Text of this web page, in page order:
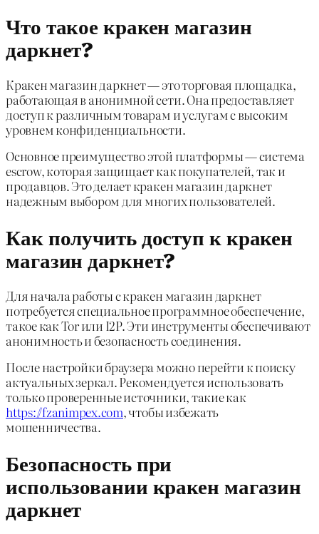
Что такое кракен магазин
даркнет?
Кракен магазин даркнет — это торговая площадка,
работающая в анонимной сети. Она предоставляет
доступ к различным товарам и услугам с высоким
уровнем конфиденциальности.
Основное преимущество этой платформы — система
escrow, которая защищает как покупателей, так и
продавцов. Это делает кракен магазин даркнет
надежным выбором для многих пользователей.
Как получить доступ к кракен
магазин даркнет?
Для начала работы с кракен магазин даркнет
потребуется специальное программное обеспечение,
такое как Tor или I2P. Эти инструменты обеспечивают
анонимность и безопасность соединения.
После настройки браузера можно перейти к поиску
актуальных зеркал. Рекомендуется использовать
только проверенные источники, такие как
https://fzanimpex.com, чтобы избежать
мошенничества.
Безопасность при
использовании кракен магазин
даркнет